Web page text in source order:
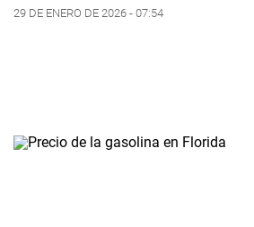
29 DE ENERO DE 2026 - 07:54